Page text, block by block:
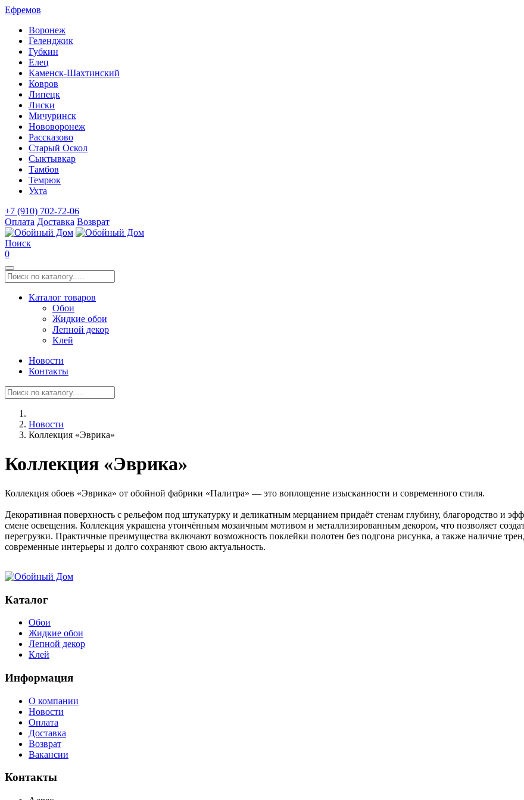
Ефремов
Воронеж
Геленджик
Губкин
Елец
Каменск-Шахтинский
Ковров
Липецк
Лиски
Мичуринск
Нововоронеж
Рассказово
Старый Оскол
Сыктывкар
Тамбов
Темрюк
Ухта
+7 (910) 702-72-06
Оплата Доставка Возврат
Поиск
0
Каталог товаров
Обои
Жидкие обои
Лепной декор
Клей
Новости
Контакты
Новости
Коллекция «Эврика»
Коллекция «Эврика»
Коллекция обоев «Эврика» от обойной фабрики «Палитра» — это воплощение изысканности и современного стиля.
Декоративная поверхность с рельефом под штукатурку и деликатным мерцанием придаёт стенам глубину, благородство и
смене освещения. Коллекция украшена утончённым мозаичным мотивом и металлизированным декором, что позволяет
перегрузки. Практичные преимущества включают возможность поклейки полотен без подгона рисунка, а также наличие
современные интерьеры и долго сохраняют свою актуальность.
Каталог
Обои
Жидкие обои
Лепной декор
Клей
Информация
О компании
Новости
Оплата
Доставка
Возврат
Вакансии
Контакты